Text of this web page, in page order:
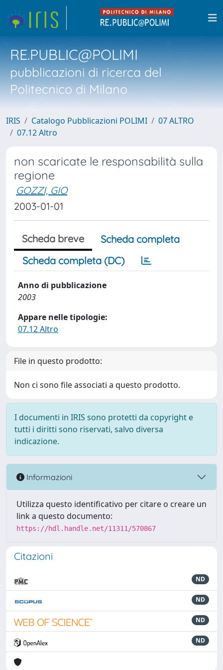
RE.PUBLIC@POLIMI
pubblicazioni di ricerca del
Politecnico di Milano
IRIS Catalogo Pubblicazioni POLIMI
07 ALTRO
07.12 Altro
non scaricate le responsabilità sulla
regione
GOZZI, GIO
2003-01-01
Scheda breve
Scheda completa
Scheda completa (DC)
Anno di pubblicazione
2003
Appare nelle tipologie:
07.12 Altro
File in questo prodotto:
Non ci sono file associati a questo prodotto.
I documenti in IRIS sono protetti da copyright e
tutti i diritti sono riservati, salvo diversa
indicazione.
Informazioni
Utilizza questo identificativo per citare o creare un
link a questo documento:
https://hdl.handle.net/11311/570867
Citazioni
ND
ND
ND
ND